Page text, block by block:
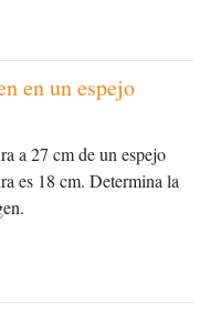
en un espejo
a 27 cm de un espejo
es 18 cm. Determina la